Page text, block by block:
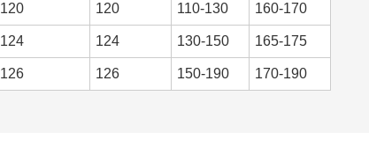
120 120 110-130 160-170
124 124 130-150 165-175
126 126 150-190 170-190